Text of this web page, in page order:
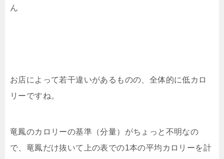
ん
お店によって若干違いがあるものの、全体的に低カロ
リーですね。
竜鳳のカロリーの基準（分量）がちょっと不明なの
で、竜鳳だけ抜いて上の表での1本の平均カロリーを計